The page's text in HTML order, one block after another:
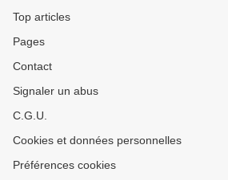
Top articles
Pages
Contact
Signaler un abus
C.G.U.
Cookies et données personnelles
Préférences cookies